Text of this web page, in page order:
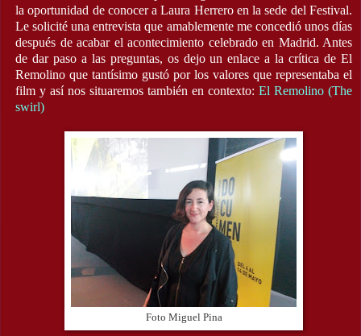
la oportunidad de conocer a Laura Herrero en la sede del Festival.
Le solicité una entrevista que amablemente me concedió unos días
después de acabar el acontecimiento celebrado en Madrid. Antes
de dar paso a las preguntas, os dejo un enlace a la crítica de El
Remolino que tantísimo gustó por los valores que representaba el
film y así nos situaremos también en contexto: El Remolino (The
swirl)
Foto Miguel Pina